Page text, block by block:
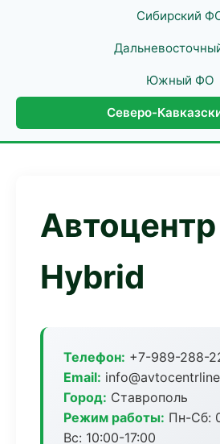
Сибирский
Южный ФО
Северо-
Hybrid
Телефон: +7-989-288-
Email:
Город: Ставрополь
Режим работы: Пн-Сб:
Вс: 10:00-17:00